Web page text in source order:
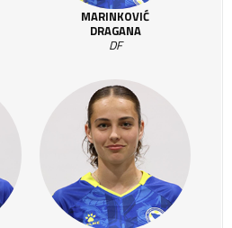
MARINKOVIĆ
DRAGANA
DF